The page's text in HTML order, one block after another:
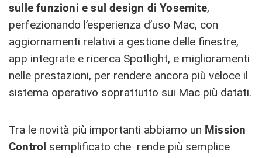
sulle funzioni e sul design di Yosemite,
perfezionando l’esperienza d’uso Mac, con
aggiornamenti relativi a gestione delle finestre,
app integrate e ricerca Spotlight, e miglioramenti
nelle prestazioni, per rendere ancora più veloce il
sistema operativo soprattutto sui Mac più datati.
Tra le novità più importanti abbiamo un Mission
Control semplificato che rende più semplice